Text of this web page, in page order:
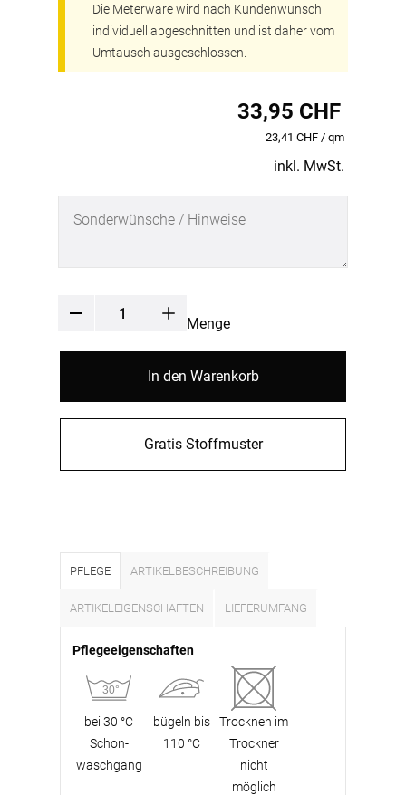
Die Meterware wird nach Kundenwunsch
individuell abgeschnitten und ist daher vom
Umtausch ausgeschlossen.
33,95 CHF
23,41 CHF / qm
inkl. MwSt.
Menge
In den Warenkorb
Gratis Stoffmuster
PFLEGE ARTIKELBESCHREIBUNG
ARTIKELEIGENSCHAFTEN LIEFERUMFANG
Pflegeeigenschaften
bei 30 °C
Schon­
waschgang
bügeln bis
110 °C
Trocknen im
Trockner
nicht
möglich